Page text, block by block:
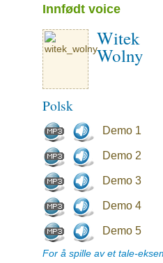
Innfødt voice
Witek
Wolny
Polsk
Demo 1
Demo 2
Demo 3
Demo 4
Demo 5
For å spille av et tale-